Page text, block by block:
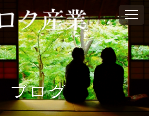
ブログ